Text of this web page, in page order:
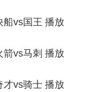
船vs国王 播放
箭vs马刺 播放
才vs骑士 播放